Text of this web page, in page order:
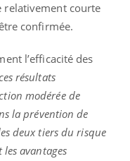
relativement courte
confirmée.
l’efficacité des
résultats
modérée de
la prévention de
deux tiers du risque
avantages